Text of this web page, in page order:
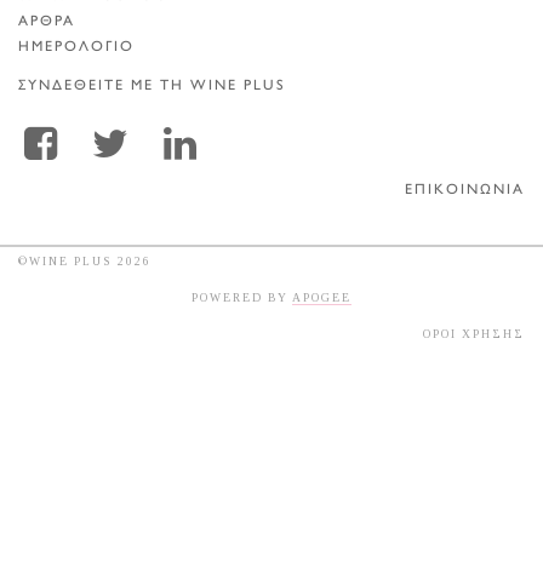
ΑΡΘΡΑ
ΗΜΕΡΟΛΟΓΙΟ
ΣΥΝΔΕΘΕΙΤΕ ΜΕ ΤΗ WINE PLUS
ΕΠΙΚΟΙΝΩΝΙΑ
©WINE PLUS 2026
POWERED BY APOGEE
ΟΡΟΙ ΧΡΗΣΗΣ